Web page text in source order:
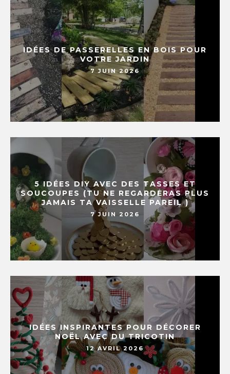
IDÉES DE PASSERELLES EN BOIS POUR
VOTRE JARDIN
7 JUIN 2026
5 IDÉES DIY AVEC DES TASSES ET
SOUCOUPES (TU NE REGARDERAS PLUS
JAMAIS TA VAISSELLE PAREIL )
7 JUIN 2026
IDÉES INSPIRANTES POUR DÉCORER
NOËL AVEC DU TRICOTIN
12 AVRIL 2026